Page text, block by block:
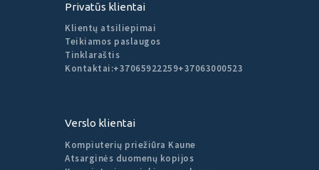
Privatūs klientai
Klientų atsiliepimai
Teikiamos paslaugos
Tinklaraštis
Kontaktai:+37065922259+37063000523
Verslo klientai
Kompiuterių priežiūra Kaune
Atsarginės duomenų kopijos